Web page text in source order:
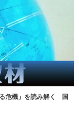
る危機」を読み解く 国